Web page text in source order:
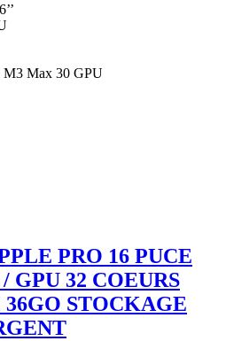
M3 Max 30 GPU
PRO 16 PUCE
GPU 32 COEURS
STOCKAGE